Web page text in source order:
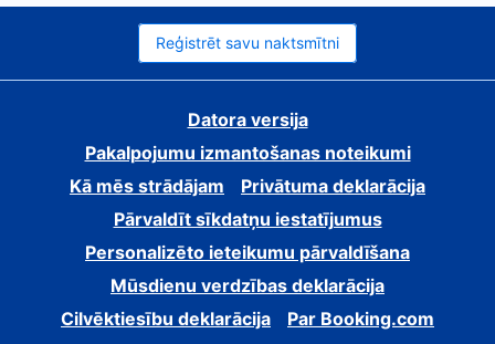
Reģistrēt savu naktsmītni
Datora versija
Pakalpojumu izmantošanas noteikumi
Kā mēs strādājam
Privātuma deklarācija
Pārvaldīt sīkdatņu iestatījumus
Personalizēto ieteikumu pārvaldīšana
Mūsdienu verdzības deklarācija
Cilvēktiesību deklarācija
Par Booking.com